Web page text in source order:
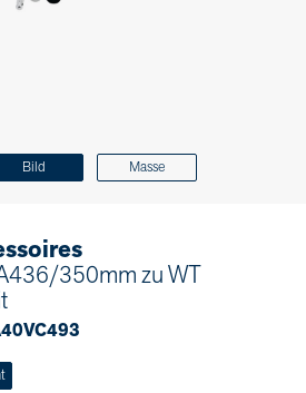
Bild Masse
350mm zu WT